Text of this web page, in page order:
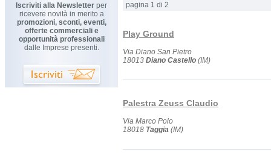
Iscriviti alla Newsletter per
ricevere novità in merito a
promozioni, sconti, eventi,
offerte commerciali e
opportunità professionali
dalle Imprese presenti.
pagina 1 di 2
Play Ground
Via Diano San Pietro
18013 Diano Castello (IM)
Palestra Zeuss Claudio
Via Marco Polo
18018 Taggia (IM)